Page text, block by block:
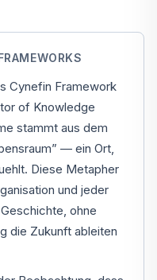
Cynefin Framework
of Knowledge
stammt aus dem
— ein Ort,
Diese Metapher
und jeder
ohne
die Zukunft ableiten